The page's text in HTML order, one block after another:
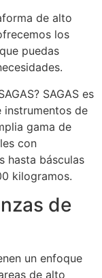
de alto
los
puedas
SAGAS es
instrumentos de
gama de
con
hasta básculas
kilogramos.
de
un enfoque
de alto